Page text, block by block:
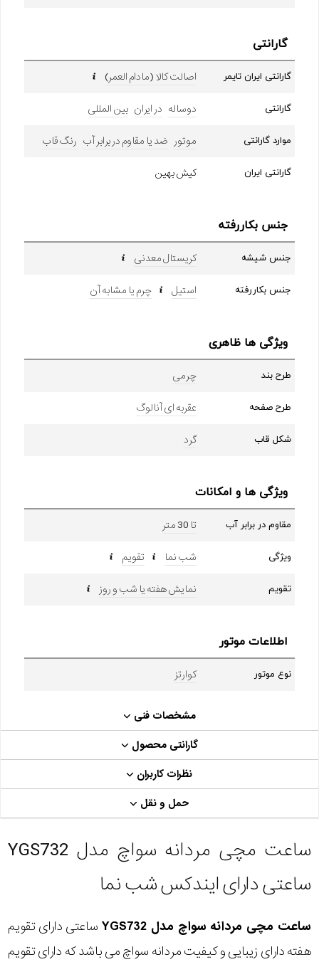
گارانتی
گارانتی ایران تایمر اصالت کالا (مادام العمر)
گارانتی دوساله در ایران بین المللی
موارد گارانتی موتور ضد یا مقاوم در برابر آب رنگ قاب
گارانتی ایران کیش بهین
جنس بکاررفته
جنس شیشه کریستال معدنی
جنس بکاررفته استیل چرم یا مشابه آن
ویژگی ها ظاهری
طرح بند چرمی
طرح صفحه عقربه ای آنالوگ
شکل قاب گرد
ویژگی ها و امکانات
مقاوم در برابر آب تا 30 متر
ویژگی شب نما تقویم
تقویم نمایش هفته یا شب و روز
اطلاعات موتور
نوع موتور کوارتز
مشخصات فنی
گارانتی محصول
نظرات کاربران
حمل و نقل
ساعت مچی مردانه سواچ مدل YGS732
ساعتی دارای ایندکس شب نما
ساعت مچی مردانه سواچ مدل YGS732
ساعتی دارای تقویم
هفته دارای زیبایی و کیفیت مردانه سواچ می باشد که دارای تقویم